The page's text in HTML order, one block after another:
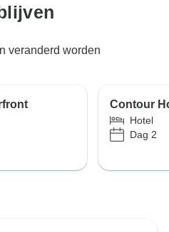
veranderd worden
Contour
Hotel
Dag 2